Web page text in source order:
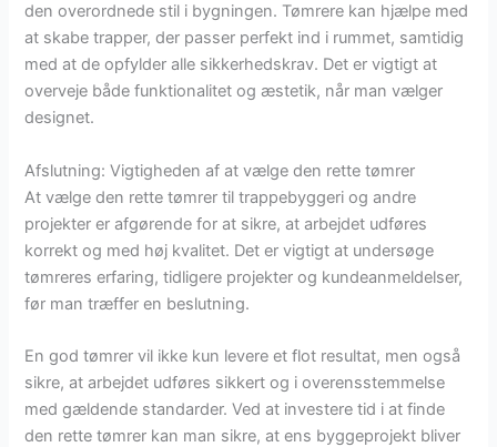
den overordnede stil i bygningen. Tømrere kan hjælpe med
at skabe trapper, der passer perfekt ind i rummet, samtidig
med at de opfylder alle sikkerhedskrav. Det er vigtigt at
overveje både funktionalitet og æstetik, når man vælger
designet.
Afslutning: Vigtigheden af at vælge den rette tømrer
At vælge den rette tømrer til trappebyggeri og andre
projekter er afgørende for at sikre, at arbejdet udføres
korrekt og med høj kvalitet. Det er vigtigt at undersøge
tømreres erfaring, tidligere projekter og kundeanmeldelser,
før man træffer en beslutning.
En god tømrer vil ikke kun levere et flot resultat, men også
sikre, at arbejdet udføres sikkert og i overensstemmelse
med gældende standarder. Ved at investere tid i at finde
den rette tømrer kan man sikre, at ens byggeprojekt bliver